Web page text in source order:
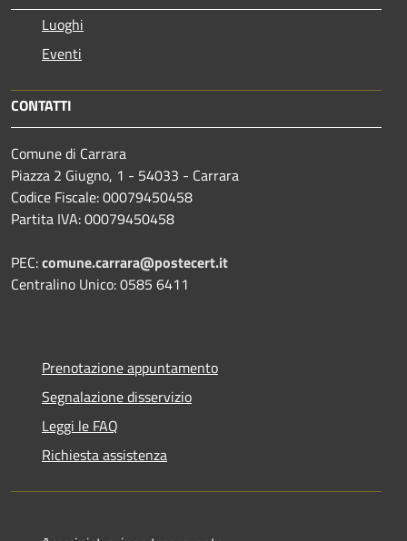
Luoghi
Eventi
CONTATTI
Comune di Carrara
Piazza 2 Giugno, 1 - 54033 - Carrara
Codice Fiscale: 00079450458
Partita IVA: 00079450458
PEC:comune.carrara@postecert.it
Centralino Unico: 0585 6411
Prenotazione appuntamento
Segnalazione disservizio
Leggi le FAQ
Richiesta assistenza